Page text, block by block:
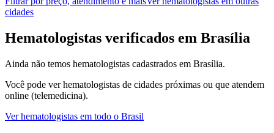
cidades
Hematologistas verificados em Brasília
Ainda não temos hematologistas cadastrados em Brasília.
Você pode verhematologistas de cidades próximas ou que atendem
online (telemedicina).
Verhematologistas em todo o Brasil